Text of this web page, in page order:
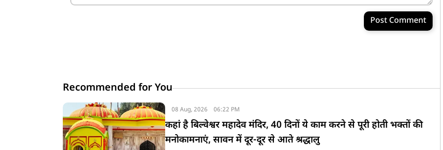
Post Comment
Recommended for You
08 Aug, 2026 06:22 PM
कहां है बिल्वेश्वर महादेव मंदिर, 40 दिनों ये काम करने से पूरी होती भक्तों की
मनोकामनाएं, सावन में दूर-दूर से आते श्रद्धालु